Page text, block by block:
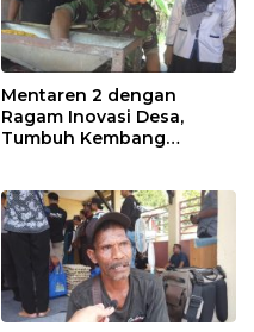
Mentaren 2 dengan
Ragam Inovasi Desa,
Tumbuh Kembang